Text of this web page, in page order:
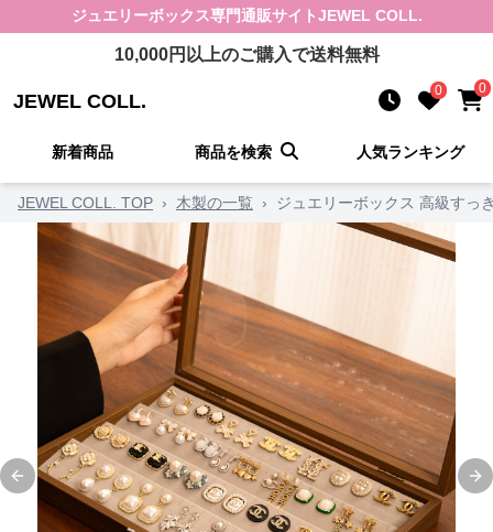
ジュエリーボックス専門通販サイトJEWEL COLL.
10,000円以上のご購入で送料無料
JEWEL COLL. 0 0
新着商品 商品を検索 人気ランキング
JEWEL COLL. TOP › 木製の一覧 › ジュエリーボックス 高級すっ
Previous slide